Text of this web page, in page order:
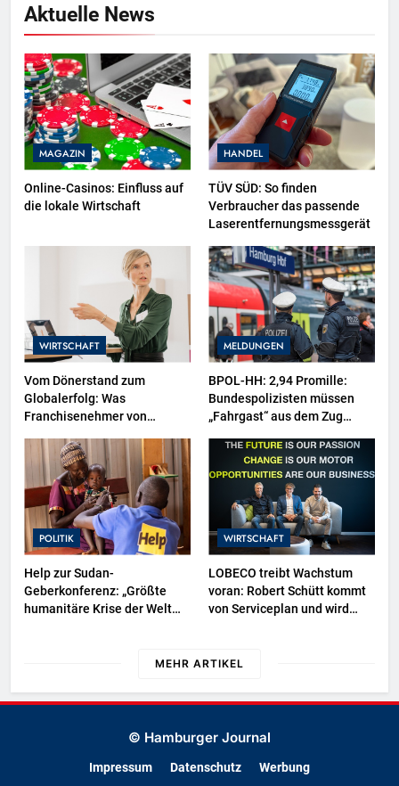
Aktuelle News
MAGAZIN
Online-Casinos: Einfluss auf
die lokale Wirtschaft
HANDEL
TÜV SÜD: So finden
Verbraucher das passende
Laserentfernungsmessgerät
WIRTSCHAFT
Vom Dönerstand zum
Globalerfolg: Was
Franchisenehmer von
MELDUNGEN
BPOL-HH: 2,94 Promille:
Bundespolizisten müssen
„Fahrgast“ aus dem Zug
POLITIK
Help zur Sudan-
Geberkonferenz: „Größte
humanitäre Krise der Welt
WIRTSCHAFT
LOBECO treibt Wachstum
voran: Robert Schütt kommt
von Serviceplan und wird
MEHR ARTIKEL
© Hamburger Journal
Impressum Datenschutz Werbung